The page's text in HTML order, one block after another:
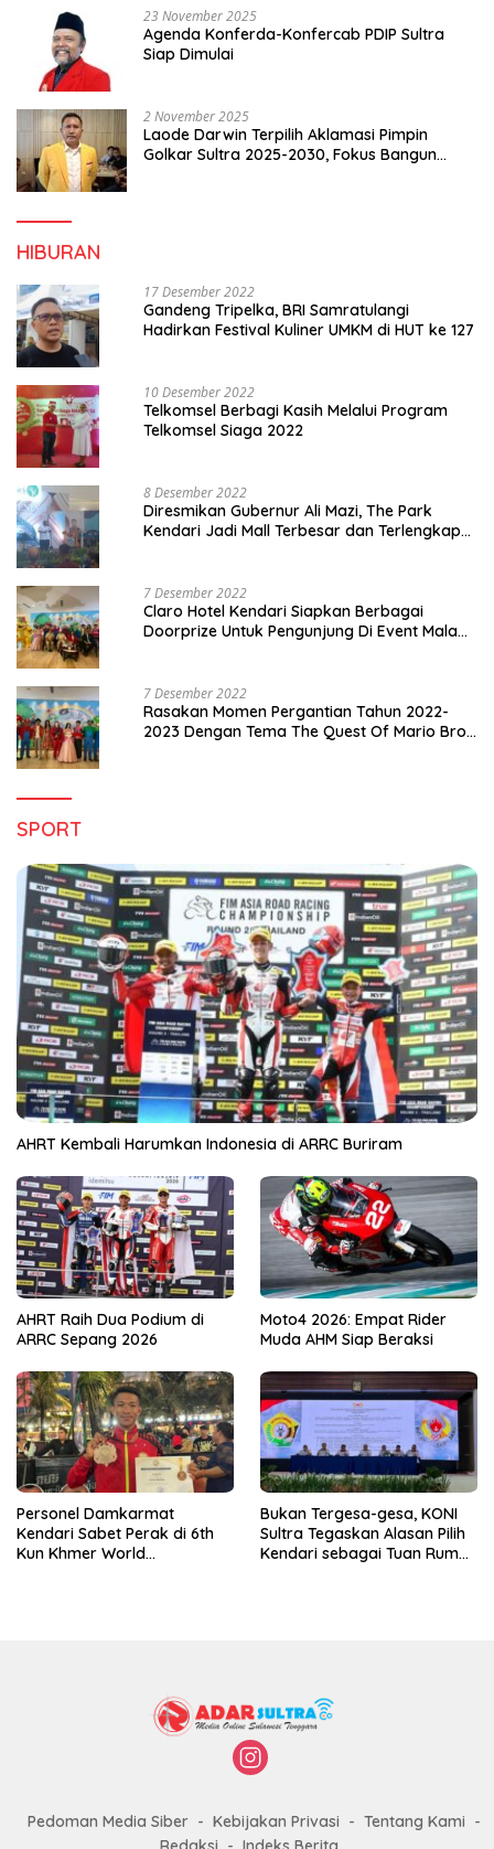
23 November 2025
Agenda Konferda-Konfercab PDIP Sultra
Siap Dimulai
2 November 2025
Laode Darwin Terpilih Aklamasi Pimpin
Golkar Sultra 2025-2030, Fokus Bangun
HIBURAN
17 Desember 2022
Gandeng Tripelka, BRI Samratulangi
Hadirkan Festival Kuliner UMKM di HUT ke 127
10 Desember 2022
Telkomsel Berbagi Kasih Melalui Program
Telkomsel Siaga 2022
8 Desember 2022
Diresmikan Gubernur Ali Mazi, The Park
Kendari Jadi Mall Terbesar dan Terlengkap
7 Desember 2022
Claro Hotel Kendari Siapkan Berbagai
Doorprize Untuk Pengunjung Di Event Malam
7 Desember 2022
Rasakan Momen Pergantian Tahun 2022-
2023 Dengan Tema The Quest Of Mario Bros
SPORT
AHRT Kembali Harumkan Indonesia di ARRC Buriram
AHRT Raih Dua Podium di
ARRC Sepang 2026
Moto4 2026: Empat Rider
Muda AHM Siap Beraksi
Personel Damkarmat
Kendari Sabet Perak di 6th
Kun Khmer World
Bukan Tergesa-gesa, KONI
Sultra Tegaskan Alasan Pilih
Kendari sebagai Tuan Rumah
Pedoman Media Siber Kebijakan Privasi
Tentang Kami